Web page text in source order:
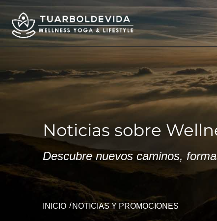
Noticias sobre
Descubre nuevos caminos,
INICIO NOTICIAS Y PROMOCIONES